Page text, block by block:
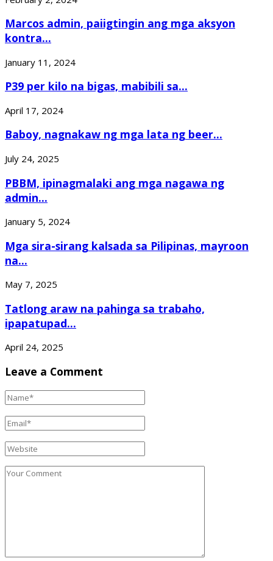
Marcos admin, paiigtingin ang mga aksyon
kontra...
January 11, 2024
P39 per kilo na bigas, mabibili sa...
April 17, 2024
Baboy, nagnakaw ng mga lata ng beer...
July 24, 2025
PBBM, ipinagmalaki ang mga nagawa ng
admin...
January 5, 2024
Mga sira-sirang kalsada sa Pilipinas, mayroon
na...
May 7, 2025
Tatlong araw na pahinga sa trabaho,
ipapatupad...
April 24, 2025
Leave a Comment